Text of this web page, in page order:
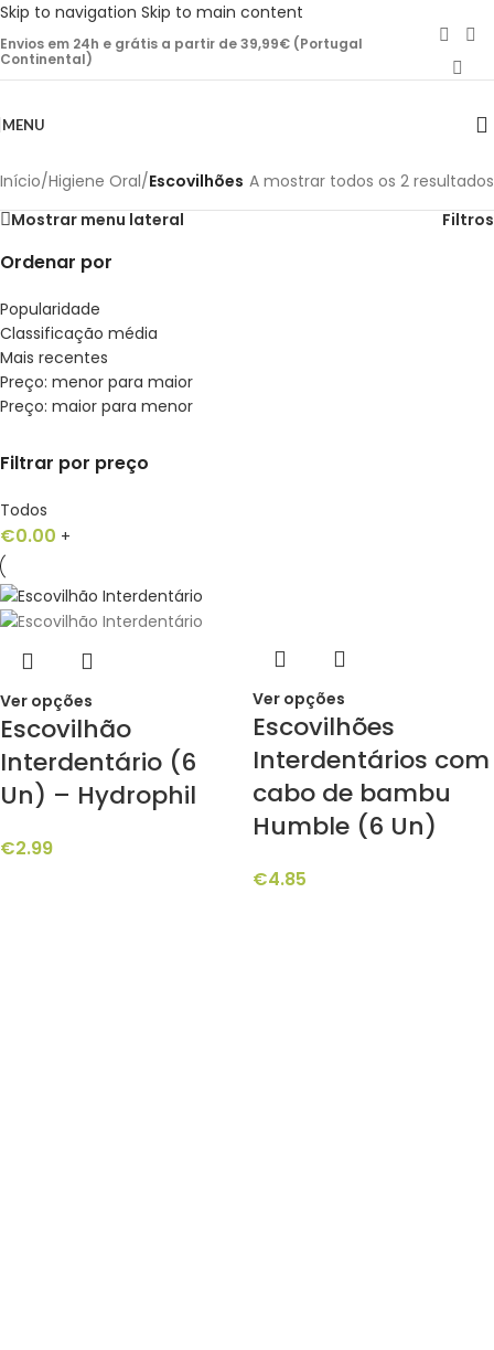
Skip to navigation Skip to main content
Envios em 24h e grátis a partir de 39,99€ (Portugal
Continental)
MENU
Início/Higiene Oral/Escovilhões A mostrar todos os 2 resultados
Mostrar menu lateral
Filtros
Ordenar por
Popularidade
Classificação média
Mais recentes
Preço: menor para maior
Preço: maior para menor
Filtrar por preço
Todos
€0.00 +
Ver opções
Escovilhão
Interdentário (6
Un) – Hydrophil
€2.99
Ver opções
Escovilhões
Interdentários com
cabo de bambu
Humble (6 Un)
€4.85